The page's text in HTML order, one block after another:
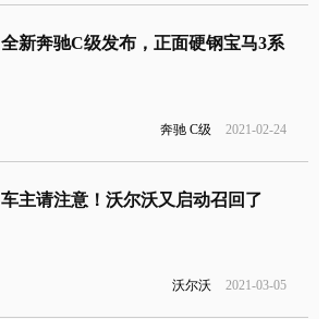
全新奔驰C级发布，正面硬钢宝马3系
奔驰 C级 2021-02-24
车主请注意！沃尔沃又启动召回了
沃尔沃 2021-03-05